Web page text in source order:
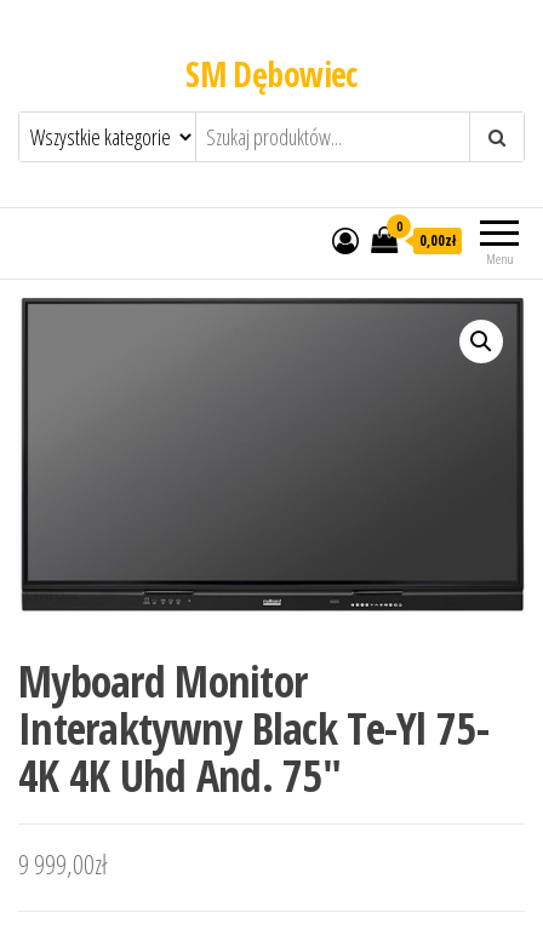
SM Dębowiec
Menu
0
0,00zł
Myboard Monitor
Interaktywny Black Te-Yl 75-
4K 4K Uhd And. 75″
9 999,00zł